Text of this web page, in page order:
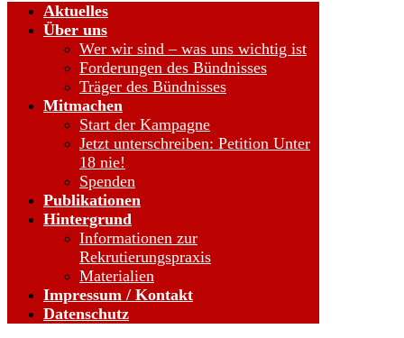
Aktuelles
Über uns
Wer wir sind – was uns wichtig ist
Forderungen des Bündnisses
Träger des Bündnisses
Mitmachen
Start der Kampagne
Jetzt unterschreiben: Petition Unter
18 nie!
Spenden
Publikationen
Hintergrund
Informationen zur
Rekrutierungspraxis
Materialien
Impressum / Kontakt
Datenschutz